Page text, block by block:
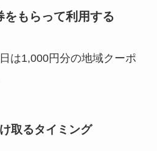
もらって利用する
は1,000円分の地域クーポ
取るタイミング